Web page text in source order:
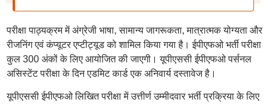
परीक्षा पाठ्यक्रम में अंग्रेजी भाषा, सामान्य जागरूकता, मात्रात्मक योग्यता और
रीजनिंग एवं कंप्यूटर एप्टीट्यूड को शामिल किया गया है। ईपीएफओ भर्ती परीक्षा
कुल 300 अंकों के लिए आयोजित की जाएगी। यूपीएससी ईपीएफओ पर्सनल
असिस्टेंट परीक्षा के दिन एडमिट कार्ड एक अनिवार्य दस्तावेज है।
यूपीएससी ईपीएफओ लिखित परीक्षा में उत्तीर्ण उम्मीदवार भर्ती प्रक्रिया के लिए